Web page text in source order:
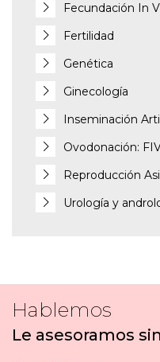
Fecundación In
Fertilidad
Genética
Ginecología
Inseminación
Ovodonación:
Reproducción
Urología y
Hablemos
Le asesoramos